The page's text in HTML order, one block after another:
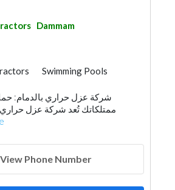
Dammam
Swimming Pools
ممتلكاتك تُعد شركة عزل حراري
View Phone Number